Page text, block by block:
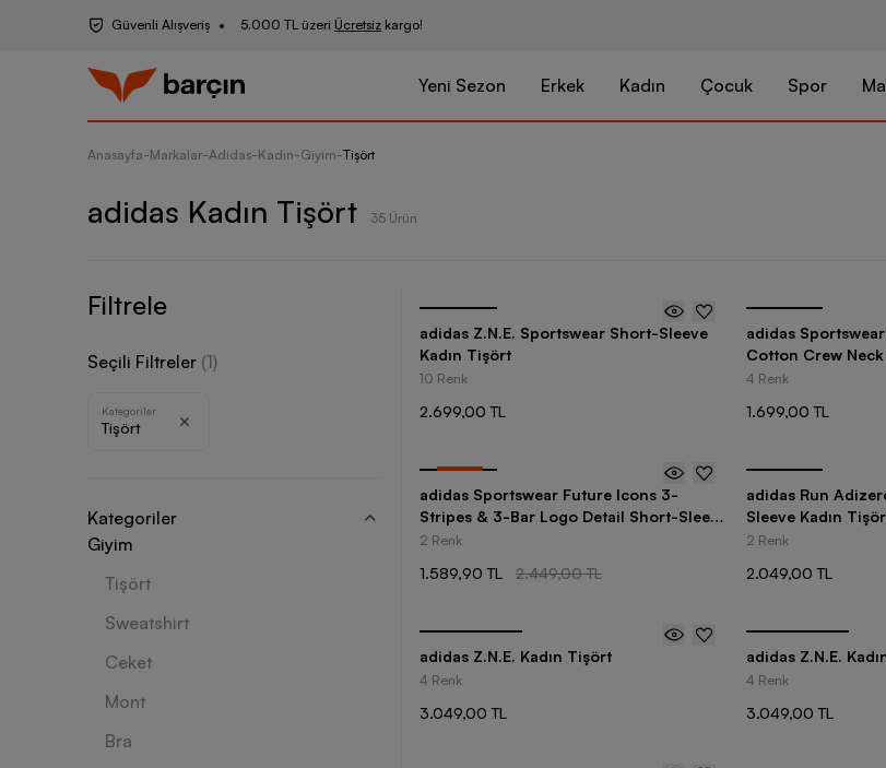
Güvenli Alışveriş 5.000 TL üzeri Ücretsiz kargo!
Yeni Sezon Erkek Kadın Çocuk Spor
Anasayfa-Markalar-Adidas-Kadın-Giyim-Tişört
adidas Kadın Tişört 35 Ürün
Filtrele
Seçili Filtreler (1)
Kategoriler
Tişört
Kategoriler
Giyim
Tişört
Sweatshirt
Ceket
Mont
Bra
adidas Z.N.E. Sportswear Short-Sleeve
Kadın Tişört
10 Renk
2.699,00 TL
adidas
Cotton Crew
Tişört
4 Renk
1.699,00 TL
adidas Sportswear Future Icons 3-
Stripes & 3-Bar Logo Detail Short-Sleeve
Kadın Tişört
2 Renk
1.589,90 TL 2.449,00 TL
adidas Run
Sleeve Kadın
2 Renk
2.049,00 TL
adidas Z.N.E. Kadın Tişört
4 Renk
3.049,00 TL
adidas Z.N.E.
4 Renk
3.049,00 TL